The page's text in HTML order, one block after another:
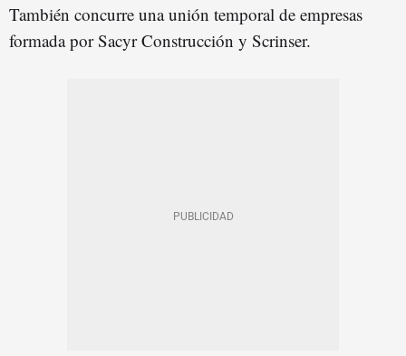
También concurre una unión temporal de empresas
formada por Sacyr Construcción y Scrinser.